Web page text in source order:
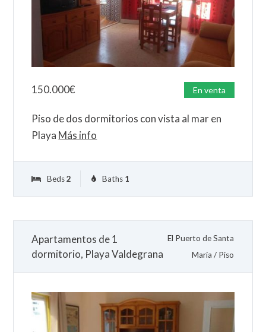
150.000€ En venta
Piso de dos dormitorios con vista al mar en
Playa Más info
Beds 2 Baths 1
Apartamentos de 1
dormitorio, Playa Valdegrana
El Puerto de Santa
María / Piso